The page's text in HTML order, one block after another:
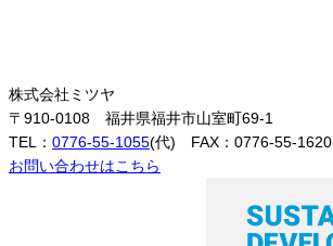
株式会社ミツヤ
〒910-0108 福井県福井市山室町69-1
TEL： 0776-55-1055(代) FAX：0776-55-1620
お問い合わせはこちら